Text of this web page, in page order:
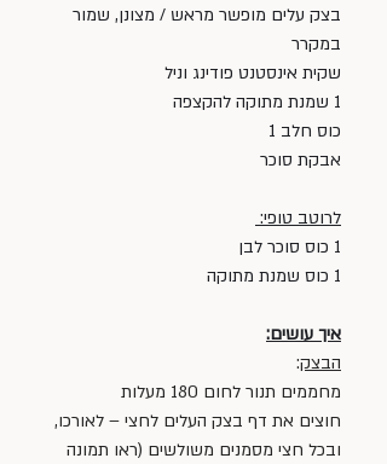
בצק עלים מופשר מראש / מצונן, שמור
במקרר
שקית אינסטנט פודינג וניל
1 שמנת מתוקה להקצפה
כוס חלב 1
אבקת סוכר
לרוטב טופי:
1 כוס סוכר לבן
1 כוס שמנת מתוקה
איך עושים:
הבצק:
מחממים תנור לחום 180 מעלות
חוצים את דף בצק העלים לחצי – לאורכו,
ובכל חצי מסמנים משולשים (ראו תמונה